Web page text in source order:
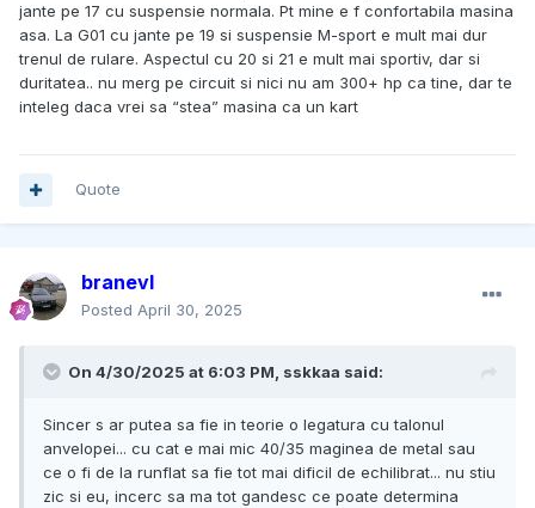
jante pe 17 cu suspensie normala. Pt mine e f confortabila masina
asa. La G01 cu jante pe 19 si suspensie M-sport e mult mai dur
trenul de rulare. Aspectul cu 20 si 21 e mult mai sportiv, dar si
duritatea.. nu merg pe circuit si nici nu am 300+ hp ca tine, dar te
inteleg daca vrei sa “stea” masina ca un kart
Quote
branevl
Posted April 30, 2025
On 4/30/2025 at 6:03 PM, sskkaa said:
Sincer s ar putea sa fie in teorie o legatura cu talonul
anvelopei... cu cat e mai mic 40/35 maginea de metal sau
ce o fi de la runflat sa fie tot mai dificil de echilibrat... nu stiu
zic si eu, incerc sa ma tot gandesc ce poate determina